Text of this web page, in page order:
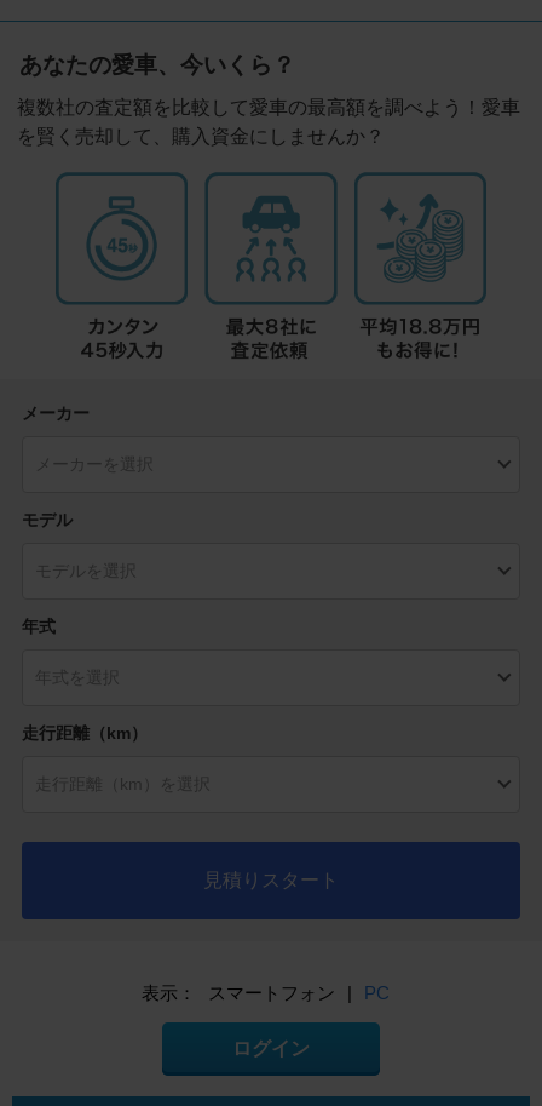
あなたの愛車、今いくら？
複数社の査定額を比較して愛車の最高額を調べよう！愛車
を賢く売却して、購入資金にしませんか？
メーカー
モデル
年式
走行距離（km）
見積りスタート
表示： スマートフォン | PC
ログイン